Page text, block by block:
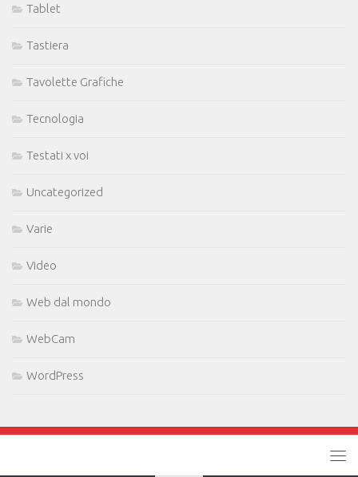
Tablet
Tastiera
Tavolette Grafiche
Tecnologia
Testati x voi
Uncategorized
Varie
Video
Web dal mondo
WebCam
WordPress